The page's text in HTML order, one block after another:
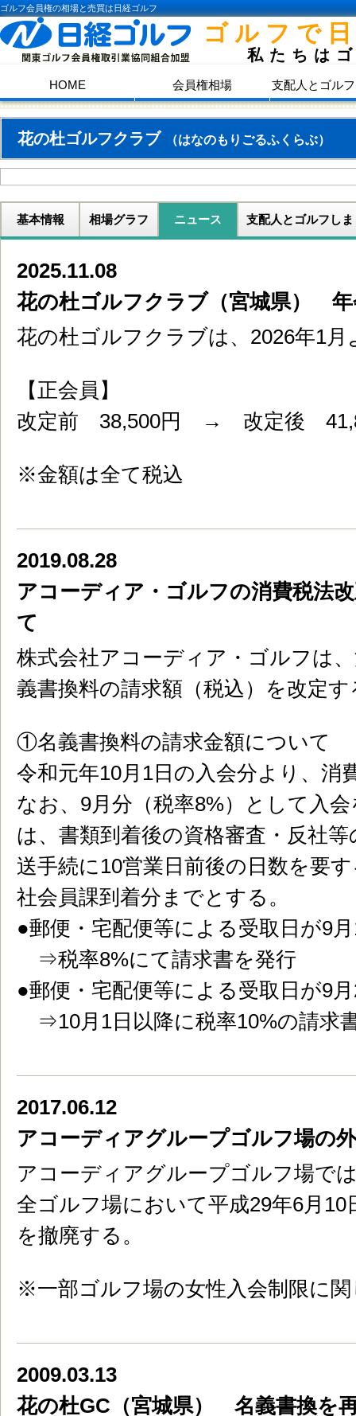
ゴルフ会員権の相場と売買は日経ゴルフ
ゴルフで
私たちは
HOME 会員権相場 支配人とゴル
花の杜ゴルフクラブ （はなのもりごるふくらぶ）
基本情報 相場グラフ ニュース 支配人とゴルフしま
2025.11.08
花の杜ゴルフクラブ（宮城県） 年
花の杜ゴルフクラブは、2026年1月
【正会員】
改定前 38,500円 → 改定後
※金額は全て税込
2019.08.28
アコーディア・ゴルフの消費税法
て
株式会社アコーディア・ゴルフは
義書換料の請求額（税込）を改定す
①名義書換料の請求金額について
令和元年10月1日の入会分より、消
なお、9月分（税率8%）として入
は、書類到着後の資格審査・反社
送手続に10営業日前後の日数を要
社会員課到着分までとする。
●郵便・宅配便等による受取日が9
⇒税率8%にて請求書を発行
●郵便・宅配便等による受取日が9
⇒10月1日以降に税率10%の請求
2017.06.12
アコーディアグループゴルフ場の
アコーディアグループゴルフ場で
全ゴルフ場において平成29年6月
を撤廃する。
※一部ゴルフ場の女性入会制限に
2009.03.13
花の杜GC（宮城県） 名義書換を